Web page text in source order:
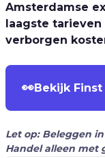
Amsterdamse
laagste tarieven
verborgen
👀Bekijk Finst
Let op: Beleggen
Handel alleen met